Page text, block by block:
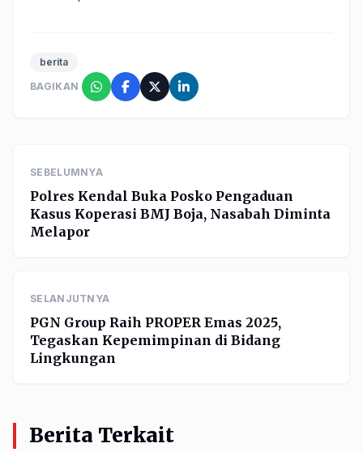
berita
BAGIKAN
SEBELUMNYA
Polres Kendal Buka Posko Pengaduan
Kasus Koperasi BMJ Boja, Nasabah Diminta
Melapor
SELANJUTNYA
PGN Group Raih PROPER Emas 2025,
Tegaskan Kepemimpinan di Bidang
Lingkungan
Berita Terkait